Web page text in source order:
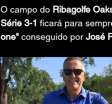
O campo do Ribagolfe
Série 3-1 ficará para
one" conseguido por José